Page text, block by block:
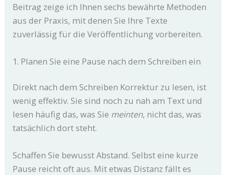
Beitrag zeige ich Ihnen sechs bewährte Methoden
aus der Praxis, mit denen Sie Ihre Texte
zuverlässig für die Veröffentlichung vorbereiten.
1. Planen Sie eine Pause nach dem Schreiben ein
Direkt nach dem Schreiben Korrektur zu lesen, ist
wenig effektiv. Sie sind noch zu nah am Text und
lesen häufig das, was Sie meinten, nicht das, was
tatsächlich dort steht.
Schaffen Sie bewusst Abstand. Selbst eine kurze
Pause reicht oft aus. Mit etwas Distanz fällt es